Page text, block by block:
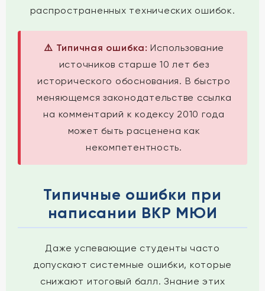
распространенных технических ошибок.
⚠️ Типичная ошибка: Использование
источников старше 10 лет без
исторического обоснования. В быстро
меняющемся законодательстве ссылка
на комментарий к кодексу 2010 года
может быть расценена как
некомпетентность.
Типичные ошибки при
написании ВКР МЮИ
Даже успевающие студенты часто
допускают системные ошибки, которые
снижают итоговый балл. Знание этих